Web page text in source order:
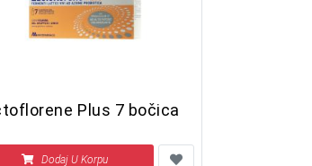
Plus 7 bočica
Dodaj U Korpu